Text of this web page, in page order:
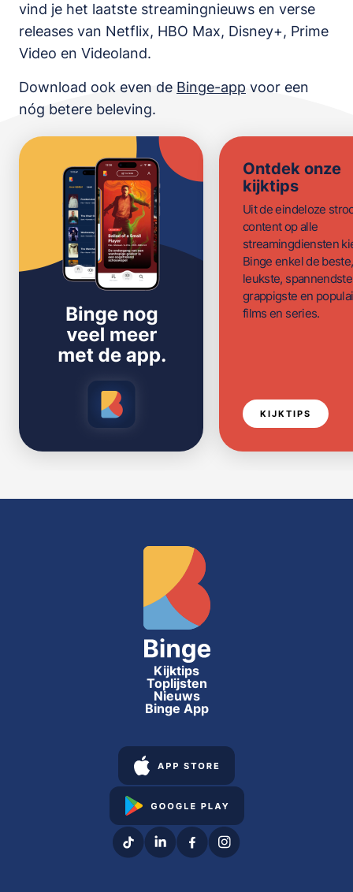
vind je het laatste streamingnieuws en verse
releases van Netflix, HBO Max, Disney+, Prime
Video en Videoland.
Download ook even de Binge-app voor een
nóg betere beleving.
Ontdek onze
kijktips
Uit de eindeloze
content op alle
streamingdiensten
Binge enkel de beste,
leukste,
grappigste en
films en series.
KIJKTIPS
Kijktips
Toplijsten
Nieuws
Binge App